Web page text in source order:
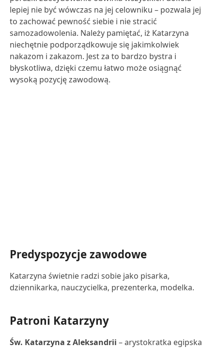
lepiej nie być wówczas na jej celowniku – pozwala jej
to zachować pewność siebie i nie stracić
samozadowolenia. Należy pamiętać, iż Katarzyna
niechętnie podporządkowuje się jakimkolwiek
nakazom i zakazom. Jest za to bardzo bystra i
błyskotliwa, dzięki czemu łatwo może osiągnąć
wysoką pozycję zawodową.
Predyspozycje zawodowe
Katarzyna świetnie radzi sobie jako pisarka,
dziennikarka, nauczycielka, prezenterka, modelka.
Patroni Katarzyny
Św. Katarzyna z Aleksandrii – arystokratka egipska